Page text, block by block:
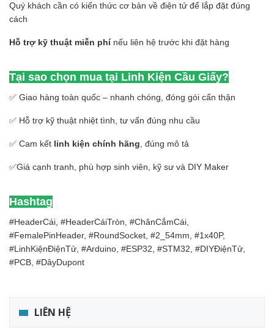
Quý khách cần có kiến thức cơ bản về điện tử để lắp đặt đúng
cách
Hỗ trợ kỹ thuật miễn phínếu liên hệ trước khi đặt hàng
Tại sao chọn mua tại Linh Kiện Cầu Giấy?
✅ Giao hàng toàn quốc – nhanh chóng, đóng gói cẩn thận
✅ Hỗ trợ kỹ thuật nhiệt tình, tư vấn đúng nhu cầu
✅ Cam kết linh kiện chính hãng , đúng mô tả
✅Giá cạnh tranh, phù hợp sinh viên, kỹ sư và DIY Maker
Hashtag
#HeaderCái, #HeaderCáiTròn, #ChânCắmCái,
#FemalePinHeader, #RoundSocket, #2_54mm, #1x40P,
#LinhKiệnĐiệnTử, #Arduino, #ESP32, #STM32, #DIYĐiệnTử,
#PCB, #DâyDupont
LIÊN HỆ